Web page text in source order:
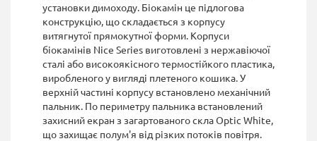
установки димоходу. Біокамін це підлогова
конструкцію, що складається з корпусу
витягнутої прямокутної форми. Корпуси
біокамінів Nice Series виготовлені з нержавіючої
сталі або високоякісного термостійкого пластика,
виробленого у вигляді плетеного кошика. У
верхній частині корпусу встановлено механічний
пальник. По периметру пальника встановлений
захисний екран з загартованого скла Optic White,
що захищає полум'я від різких потоків повітря.